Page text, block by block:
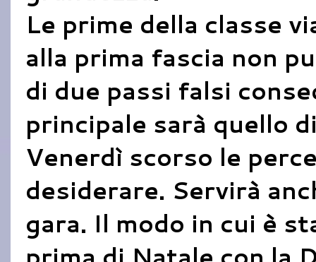
Le prime della classe
alla prima fascia non
di due passi falsi
principale sarà quello
Venerdì scorso le
desiderare. Servirà
gara. Il modo in cui è